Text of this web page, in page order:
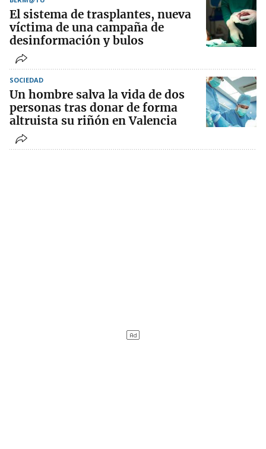
El sistema de trasplantes, nueva
víctima de una campaña de
desinformación y bulos
SOCIEDAD
Un hombre salva la vida de dos
personas tras donar de forma
altruista su riñón en Valencia